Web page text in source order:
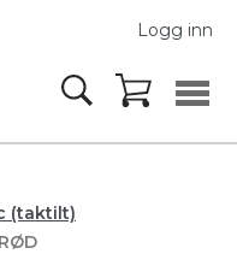
Logg inn
(taktilt)